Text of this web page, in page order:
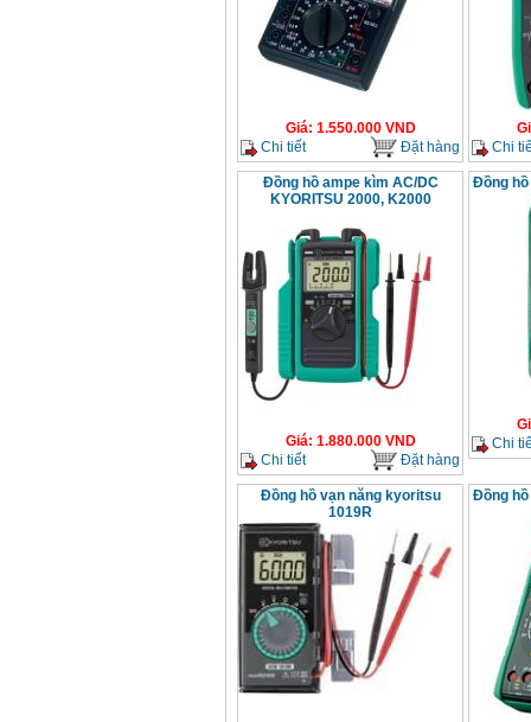
Giá: 1.550.000VND
Chi tiết
Đặt hàng
Chi
Đồng hồ ampe kìm AC/DC
KYORITSU 2000, K2000
Giá: 1.880.000VND
Chi tiết
Đặt hàng
Đồng
Chi
Đồng hồ vạn năng kyoritsu
1019R
Đồng